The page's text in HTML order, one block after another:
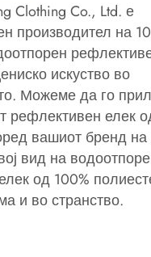
Clothing Co., Ltd. е
производител на
искуство во
Можеме да го
рефлективен елек
вашиот бренд
вид на
од 100%
и во странство.